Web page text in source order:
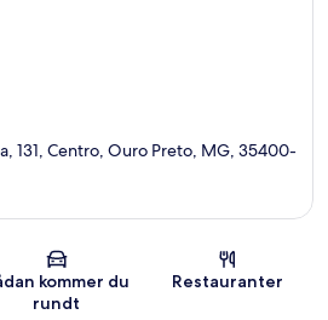
131, Centro, Ouro Preto, MG, 35400-
kommer du
rundt
Restauranter